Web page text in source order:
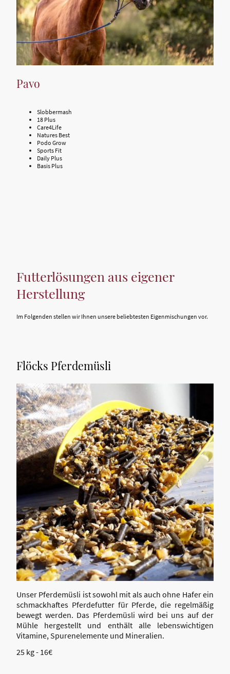
Pavo
Slobbermash
18 Plus
Care4Life
Natures Best
Podo Grow
Sports Fit
Daily Plus
Basis Plus
Futterlösungen aus eigener
Herstellung
Im Folgenden stellen wir Ihnen unsere beliebtesten Eigenmischungen vor.
Flöcks Pferdemüsli
Unser Pferdemüsli ist sowohl mit als auch ohne Hafer ein
schmackhaftes Pferdefutter für Pferde, die regelmäßig
bewegt werden. Das Pferdemüsli wird bei uns auf der
Mühle hergestellt und enthält alle lebenswichtigen
Vitamine, Spurenelemente und Mineralien.
25 kg - 16€